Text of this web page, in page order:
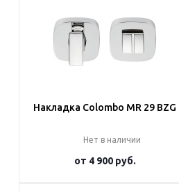
Накладка Colombo MR 29 BZG
Нет в наличии
от 4 900 руб.